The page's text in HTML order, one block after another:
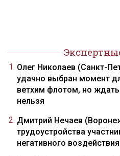
Олег Николаев (Санкт-
удачно выбран момент
ветхим флотом, но
нельзя
Дмитрий Нечаев
трудоустройства
негативного